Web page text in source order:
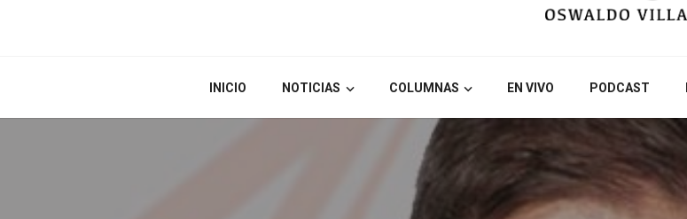
INICIO NOTICIAS COLUMNAS EN VIVO PODCAST